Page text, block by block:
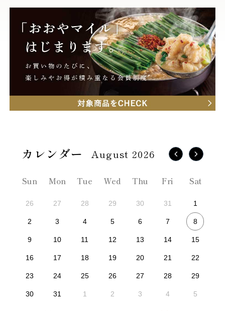
August 2026
Sun Mon Tue Wed Thu Fri Sat
26 27 28 29 30 31 1
2 3 4 5 6 7 8
9 10 11 12 13 14 15
16 17 18 19 20 21 22
23 24 25 26 27 28 29
30 31 1 2 3 4 5